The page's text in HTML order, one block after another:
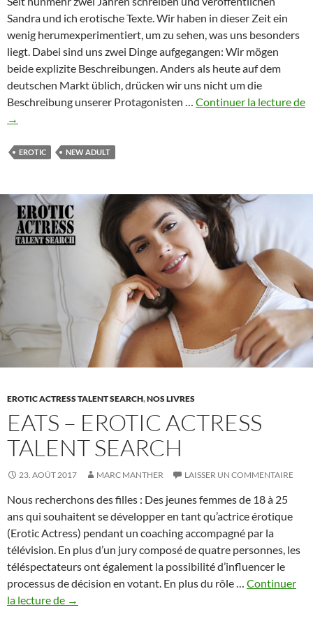
Sandra und ich erotische Texte. Wir haben in dieser Zeit ein
wenig herumexperimentiert, um zu sehen, was uns besonders
liegt. Dabei sind uns zwei Dinge aufgegangen: Wir mögen
beide explizite Beschreibungen. Anders als heute auf dem
deutschen Markt üblich, drücken wir uns nicht um die
Beschreibung unserer Protagonisten … Continuer la lecture de
Manther.de
eine
→
EROTIC NEW ADULT
EROTIC ACTRESS TALENT SEARCH,NOS LIVRES
EATS – EROTIC ACTRESS
TALENT SEARCH
23. AOÛT 2017 MARC MANTHER LAISSER UN COMMENTAIRE
Nous recherchons des filles : Des jeunes femmes de 18 à 25
ans qui souhaitent se développer en tant qu’actrice érotique
(Erotic Actress) pendant un coaching accompagné par la
télévision. En plus d’un jury composé de quatre personnes, les
téléspectateurs ont également la possibilité d’influencer le
processus de décision en votant. En plus du rôle … Continuer
la lecture de EATS
→